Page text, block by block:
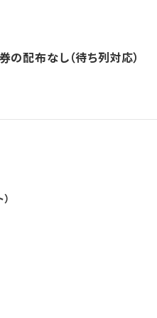
の配布なし（待ち列対応）